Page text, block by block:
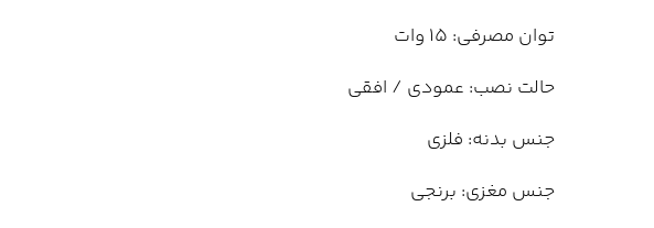
توان مصرفی: 15 وات
حالت نصب: عمودی / افقی
جنس بدنه: فلزی
جنس مغزی: برنجی